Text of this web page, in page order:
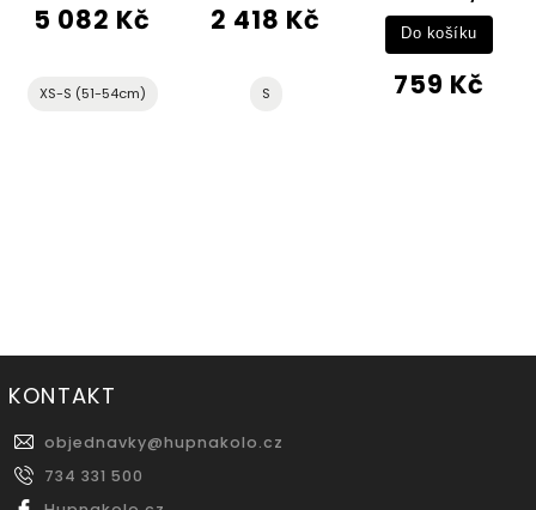
5 082 Kč
XS-S (51-54cm)
2 418 Kč
S 759 Kč
Do košíku
KONTAKT
objednavky@hupnakolo.cz
734 331 500